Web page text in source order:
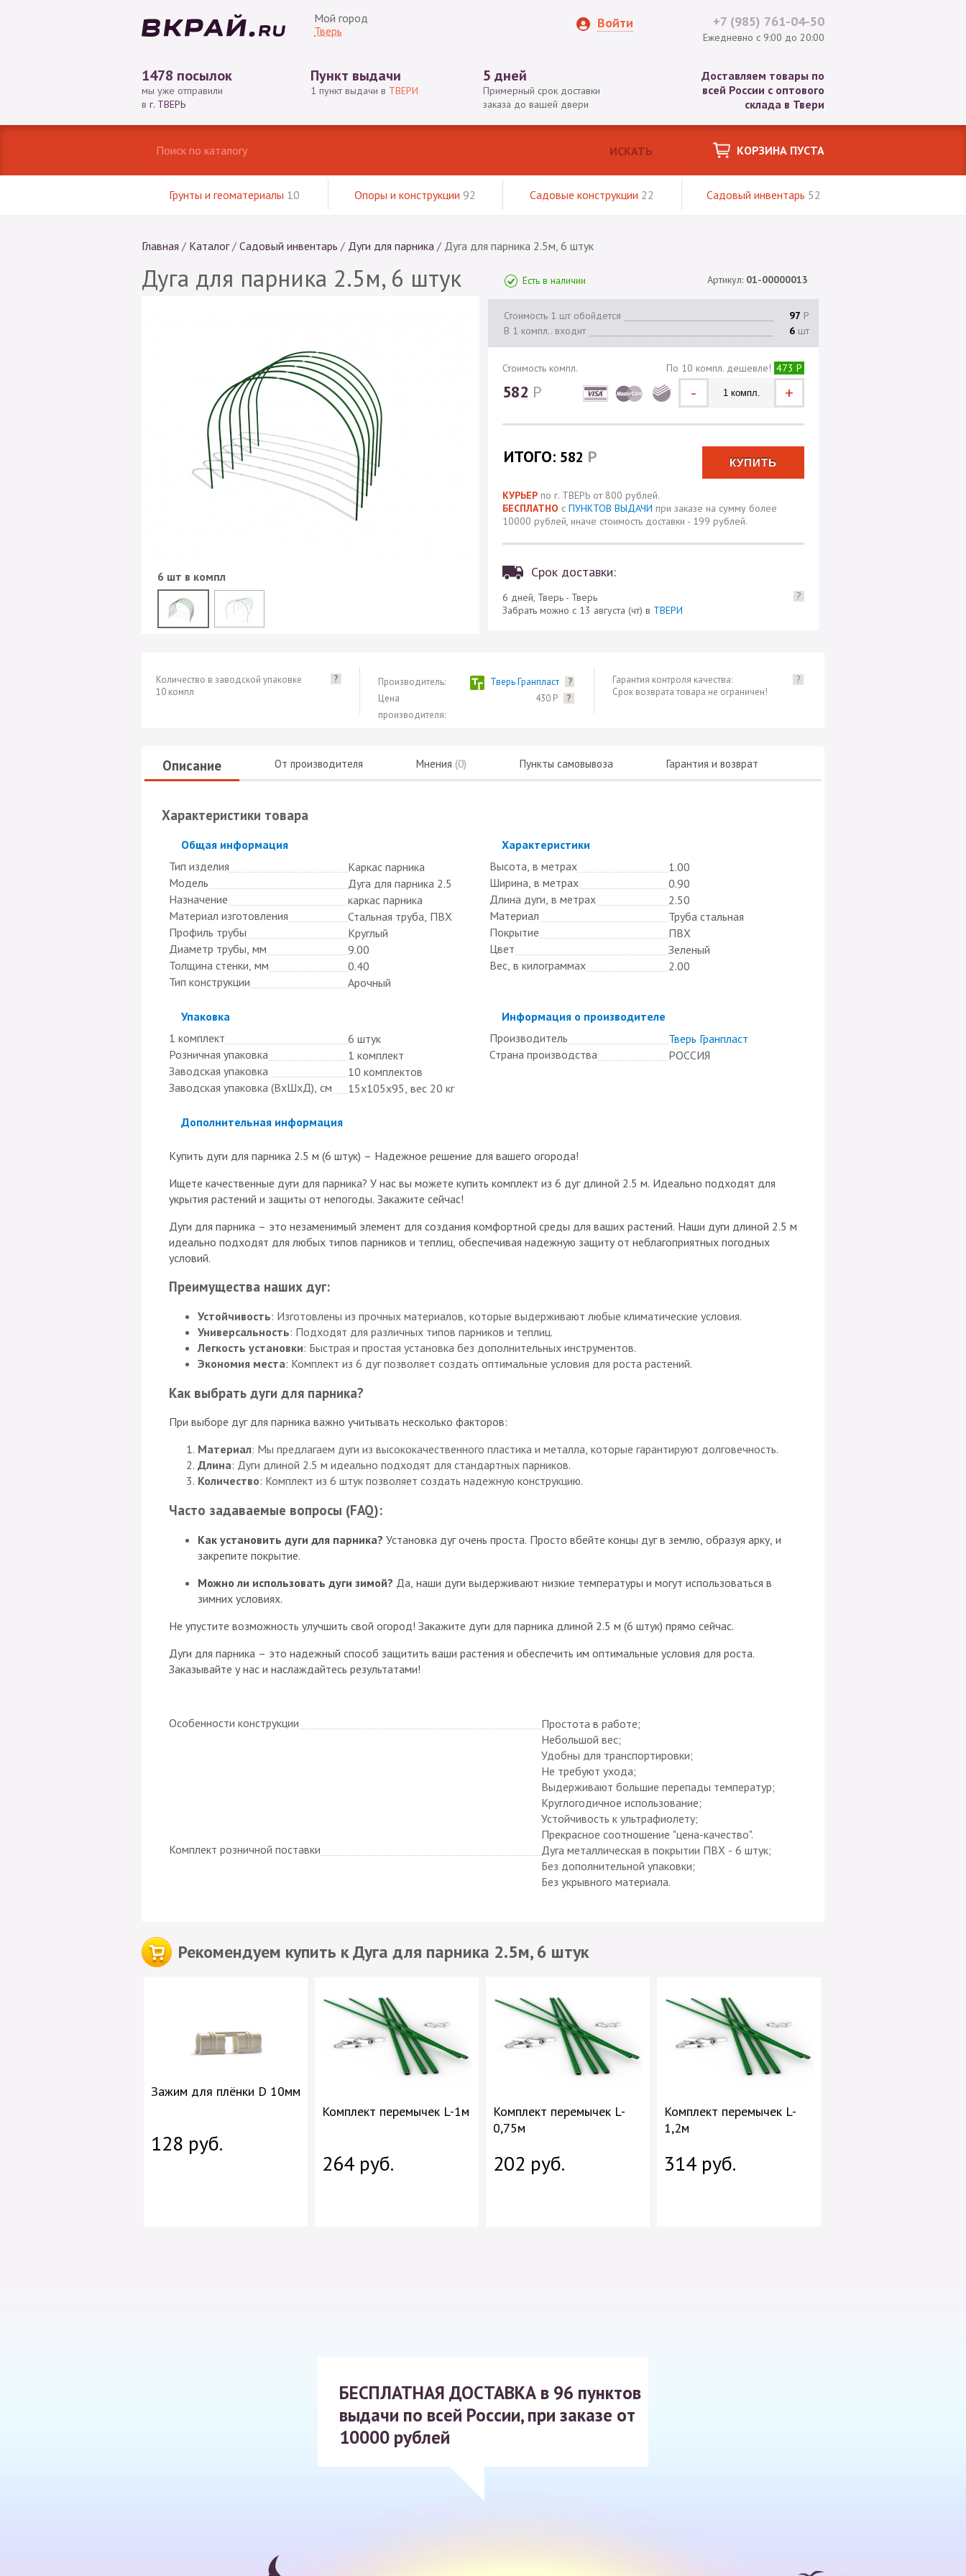
Мой город
Тверь
Войти +7 (985) 761-04-50
Ежедневно с 9:00 до 20:00
1478 посылок
мы уже отправили
в г. ТВЕРЬ
Пункт выдачи
1 пункт выдачи в ТВЕРИ
5 дней
Примерный срок доставки
заказа до вашей двери
Доставляем товары по
всей России с оптового
склада в Твери
КОРЗИНА ПУСТА
Грунты и геоматериалы 10 Опоры и конструкции 92 Садовые конструкции 22 Садовый инвентарь 52
Главная / Каталог / Садовый инвентарь / Дуги для парника / Дуга для парника 2.5м, 6 штук
Дуга для парника 2.5м, 6 штук
6 шт в компл
Есть в наличии Артикул: 01-00000013
Стоимость 1 шт обойдется 97 Р
В 1 компл.. входит
6 шт
Стоимость компл. По 10 компл. дешевле! 473 Р
582 Р +
-
ИТОГО: 582 Р
КУРЬЕР по г. ТВЕРЬ от 800 рублей.
БЕСПЛАТНО с ПУНКТОВ ВЫДАЧИ при заказе на сумму более
10000 рублей, иначе стоимость доставки - 199 рублей.
Срок доставки:
6 дней, Тверь - Тверь
Забрать можно с 13 августа (чт) в ТВЕРИ
?
?
Количество в заводской упаковке
10 компл
Производитель: Тверь Гранпласт
?
Цена
производителя:
430 Р ?
Гарантия контроля качества:
Срок возврата товара не ограничен!
?
Описание От производителя Мнения (0) Пункты самовывоза Гарантия и возврат
Характеристики товара
Скрыть
Общая информация
Тип изделия
Каркас парника
Модель
Дуга для парника 2.5
Назначение
каркас парника
Материал изготовления
Стальная труба, ПВХ
Профиль трубы
Круглый
Диаметр трубы, мм
9.00
Толщина стенки, мм
0.40
Тип конструкции
Арочный
Скрыть
Характеристики
Высота, в метрах
1.00
Ширина, в метрах
0.90
Длина дуги, в метрах
2.50
Материал
Труба стальная
Покрытие
ПВХ
Цвет
Зеленый
Вес, в килограммах
2.00
Скрыть
Упаковка
1 комплект
6 штук
Розничная упаковка
1 комплект
Заводская упаковка
10 комплектов
Заводская упаковка (ВхШхД), см
15х105х95, вес 20 кг
Скрыть
Информация о производителе
Производитель
Тверь Гранпласт
Страна производства
РОССИЯ
Скрыть
Дополнительная информация
Купить дуги для парника 2.5 м (6 штук) – Надежное решение для вашего огорода!
Ищете качественные дуги для парника? У нас вы можете купить комплект из 6 дуг длиной 2.5 м. Идеально подходят для
укрытия растений и защиты от непогоды. Закажите сейчас!
Дуги для парника – это незаменимый элемент для создания комфортной среды для ваших растений. Наши дуги длиной 2.5 м
идеально подходят для любых типов парников и теплиц, обеспечивая надежную защиту от неблагоприятных погодных
условий.
Преимущества наших дуг:
Устойчивость: Изготовлены из прочных материалов, которые выдерживают любые климатические условия.
Универсальность: Подходят для различных типов парников и теплиц.
Легкость установки: Быстрая и простая установка без дополнительных инструментов.
Экономия места: Комплект из 6 дуг позволяет создать оптимальные условия для роста растений.
Как выбрать дуги для парника?
При выборе дуг для парника важно учитывать несколько факторов:
Материал: Мы предлагаем дуги из высококачественного пластика и металла, которые гарантируют долговечность.
Длина: Дуги длиной 2.5 м идеально подходят для стандартных парников.
Количество: Комплект из 6 штук позволяет создать надежную конструкцию.
Часто задаваемые вопросы (FAQ):
Как установить дуги для парника? Установка дуг очень проста. Просто вбейте концы дуг в землю, образуя арку, и
закрепите покрытие.
Можно ли использовать дуги зимой? Да, наши дуги выдерживают низкие температуры и могут использоваться в
зимних условиях.
Не упустите возможность улучшить свой огород! Закажите дуги для парника длиной 2.5 м (6 штук) прямо сейчас.
Дуги для парника – это надежный способ защитить ваши растения и обеспечить им оптимальные условия для роста.
Заказывайте у нас и наслаждайтесь результатами!
Особенности конструкции
Простота в работе;
Небольшой вес;
Удобны для транспортировки;
Не требуют ухода;
Выдерживают большие перепады температур;
Круглогодичное использование;
Устойчивость к ультрафиолету;
Прекрасное соотношение "цена-качество".
Комплект розничной поставки
Дуга металлическая в покрытии ПВХ - 6 штук;
Без дополнительной упаковки;
Без укрывного материала.
Рекомендуем купить к Дуга для парника 2.5м, 6 штук
Зажим для плёнки D 10мм
128 руб.
Комплект перемычек L-1м
264 руб.
Комплект перемычек L-
0,75м
202 руб.
Комплект перемычек L-
1,2м
314 руб.
БЕСПЛАТНАЯ ДОСТАВКА в 96 пунктов
выдачи по всей России, при заказе от
10000 рублей